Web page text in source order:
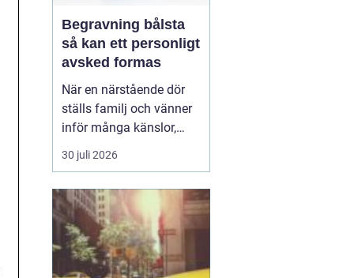
Begravning bålsta
så kan ett personligt
avsked formas
När en närstående dör
ställs familj och vänner
inför många känslor,
men också praktiska
beslut.
ceremoni i någon av
Håbo församlings kyrkor
eller ka...
30 juli 2026